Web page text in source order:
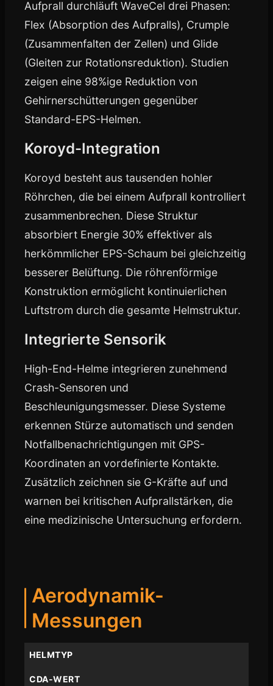
Aufprall durchläuft WaveCel drei Phasen:
Flex (Absorption des Aufpralls), Crumple
(Zusammenfalten der Zellen) und Glide
(Gleiten zur Rotationsreduktion). Studien
zeigen eine 98%ige Reduktion von
Gehirnerschütterungen gegenüber
Standard-EPS-Helmen.
Koroyd-Integration
Koroyd besteht aus tausenden hohler
Röhrchen, die bei einem Aufprall kontrolliert
zusammenbrechen. Diese Struktur
absorbiert Energie 30% effektiver als
herkömmlicher EPS-Schaum bei gleichzeitig
besserer Belüftung. Die röhrenförmige
Konstruktion ermöglicht kontinuierlichen
Luftstrom durch die gesamte Helmstruktur.
Integrierte Sensorik
High-End-Helme integrieren zunehmend
Crash-Sensoren und
Beschleunigungsmesser. Diese Systeme
erkennen Stürze automatisch und senden
Notfallbenachrichtigungen mit GPS-
Koordinaten an vordefinierte Kontakte.
Zusätzlich zeichnen sie G-Kräfte auf und
warnen bei kritischen Aufprallstärken, die
eine medizinische Untersuchung erfordern.
Aerodynamik-
Messungen
HELMTYP
CDA-WERT